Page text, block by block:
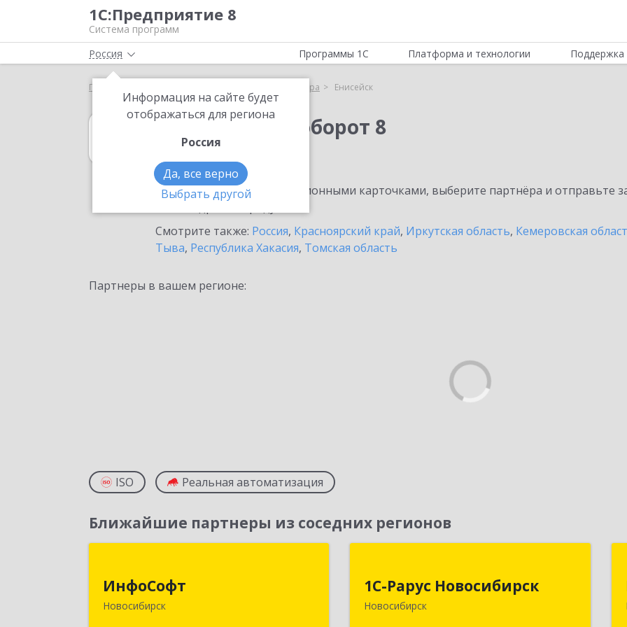
1С:Предприятие 8
Система программ
Россия
Информация на сайте будет
отображаться для региона
Россия
Да, все верно
Выбрать другой
Программы 1С Платформа и технологии Поддержка
Главная Выбор партнёра Енисейск
1С:Документооборот 8
в Енисейске
Ознакомьтесь с информационными карточками, выберите партнёра и отправьте
Смотрите также: Россия, Красноярский край, Иркутская область, Кемеровская
Тыва, Республика Хакасия, Томская область
Партнеры в вашем регионе:
ISO Реальная автоматизация
Ближайшие партнеры из соседних регионов
ИнфоСофт
Новосибирск
630091, Новосибирская обл,
Новосибирск г, Крылова ул, дом № 31
1С-Рарус Новосибирск
Новосибирск
630015, Новосибирская обл,
Новосибирск г, Планетная ул, дом №